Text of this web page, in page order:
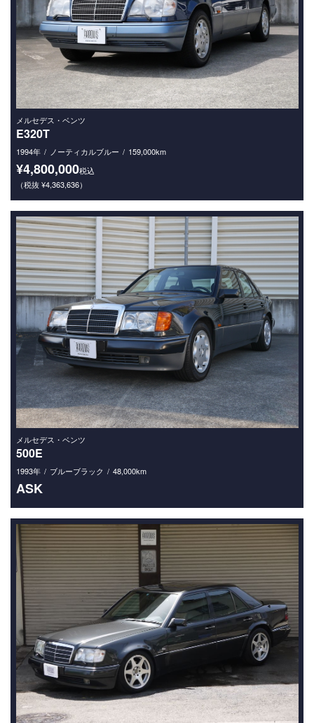
メルセデス・ベンツ
E320T
1994年 ノーティカルブルー 159,000km
¥4,800,000税込
（税抜 ¥4,363,636）
メルセデス・ベンツ
500E
1993年 ブルーブラック 48,000km
ASK